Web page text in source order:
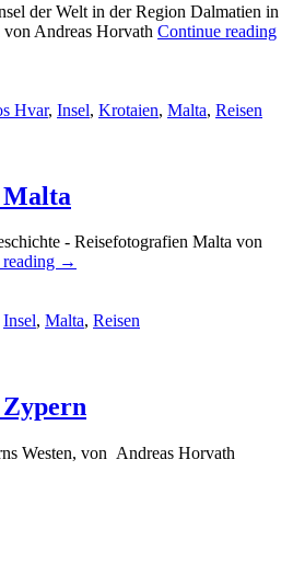
der Welt in der Region Dalmatien in
Andreas Horvath Continue reading
Hvar, Insel, Krotaien, Malta, Reisen
Malta
- Reisefotografien Malta von
→
Insel, Malta, Reisen
Westen, von Andreas Horvath